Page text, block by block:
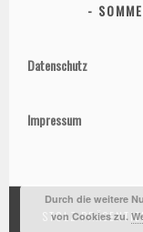
Datenschutz
Impressum
STOLZ
Durch die weitere
von Cookies zu.